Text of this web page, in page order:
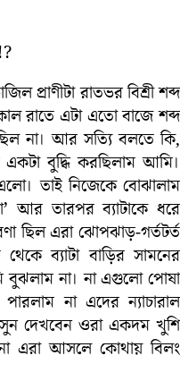
প্রাণীটা রাতভর বিশ্রী শব্দ
রাতে এটা এতো বাজে শব্দ
না। আর সত্যি বলতে কি,
বুদ্ধি করছিলাম আমি।
তাই নিজেকে বোঝালাম
আর তারপর ব্যাটাকে ধরে
ছিল এরা ঝোপঝাড়-গর্তটর্ত
ব্যাটা বাড়ির সামনের
না। না এগুলো পোষা
না এদের ন্যাচারাল
দেখবেন ওরা একদম খুশি
এরা আসলে কোথায় বিলং